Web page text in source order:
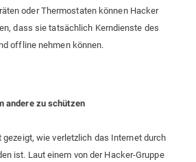
oder Thermostaten können Hacker
dass sie tatsächlich Kerndienste des
offline nehmen können.
andere zu schützen
wie verletzlich das Internet durch
ist. Laut einem von der Hacker-Gruppe